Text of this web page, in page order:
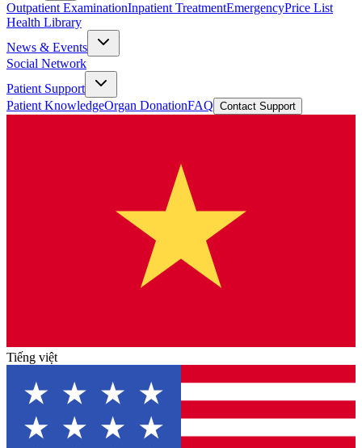
Outpatient ExaminationInpatient TreatmentEmergencyPrice List
Health Library
News & Events
Social Network
Patient Support
Patient KnowledgeOrgan DonationFAQ Contact Support
Tiếng việt